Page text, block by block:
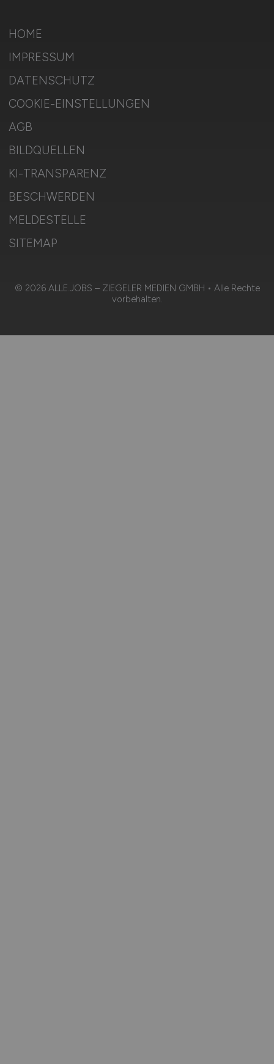
HOME
IMPRESSUM
DATENSCHUTZ
COOKIE-EINSTELLUNGEN
AGB
BILDQUELLEN
KI-TRANSPARENZ
BESCHWERDEN
MELDESTELLE
SITEMAP
© 2026 ALLE.JOBS – ZIEGELER MEDIEN GMBH • Alle Rechte
vorbehalten.